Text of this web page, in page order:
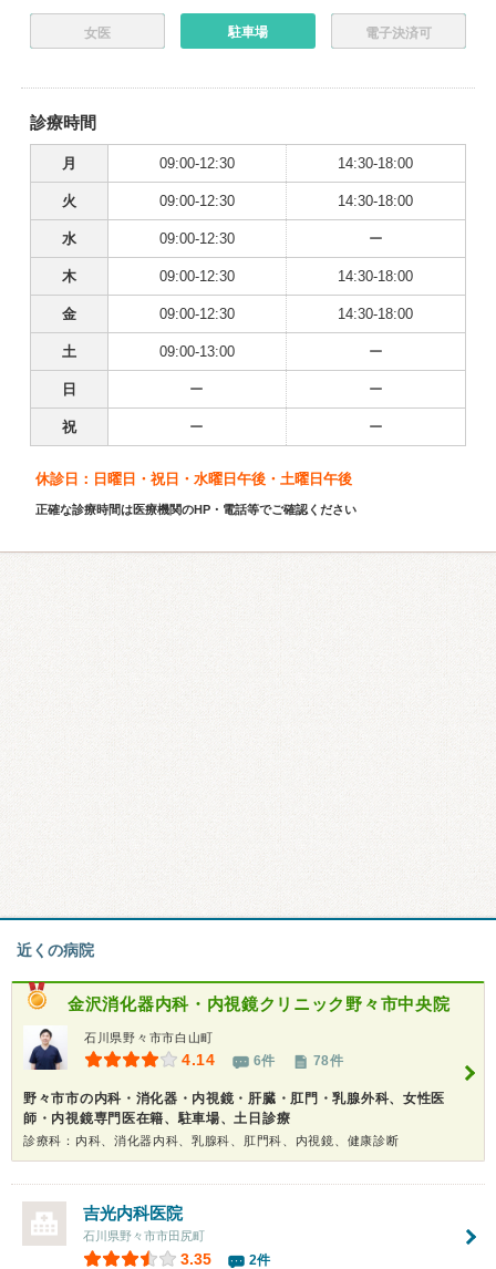
女医 駐車場 電子決済可
診療時間
月 09:00-12:30 14:30-18:00
火 09:00-12:30 14:30-18:00
水 09:00-12:30 ー
木 09:00-12:30 14:30-18:00
金 09:00-12:30 14:30-18:00
土 09:00-13:00 ー
日 ー ー
祝 ー ー
休診日：日曜日・祝日・水曜日午後・土曜日午後
正確な診療時間は医療機関のHP・電話等でご確認ください
近くの病院
金沢消化器内科・内視鏡クリニック野々市中央院
石川県野々市市白山町
4.14 6件 78件
野々市市の内科・消化器・内視鏡・肝臓・肛門・乳腺外科、女性医
師・内視鏡専門医在籍、駐車場、土日診療
診療科：内科、消化器内科、乳腺科、肛門科、内視鏡、健康診断
吉光内科医院
石川県野々市市田尻町
3.35 2件